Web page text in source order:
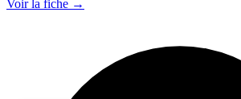
Voir la fiche →